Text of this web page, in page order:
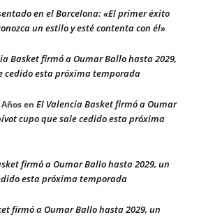
en el Barcelona: «El primer éxito
un estilo y esté contenta con él»
Basket firmó a Oumar Ballo hasta 2029,
cedido esta próxima temporada
en El Valencia Basket firmó a Oumar
cupo que sale cedido esta próxima
firmó a Oumar Ballo hasta 2029, un
esta próxima temporada
firmó a Oumar Ballo hasta 2029, un